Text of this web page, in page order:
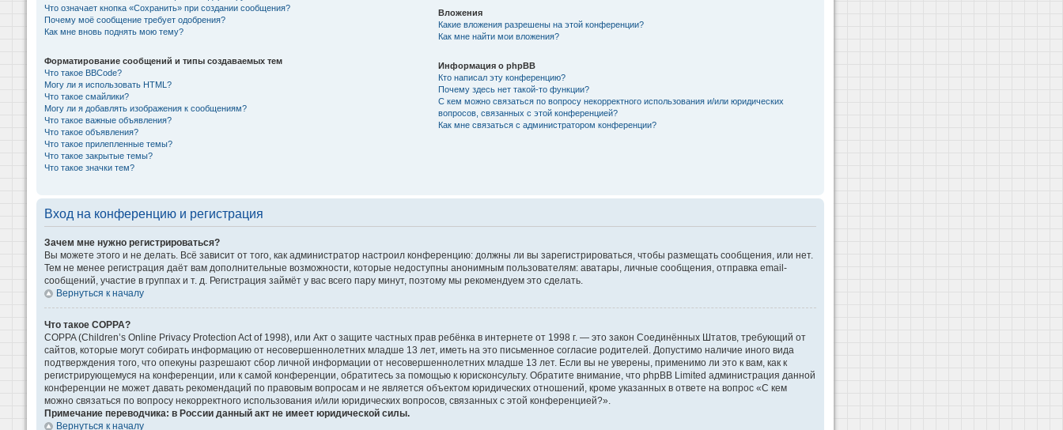
Что означает кнопка «Сохранить» при создании сообщения?
Почему моё сообщение требует одобрения?
Как мне вновь поднять мою тему?
Форматирование сообщений и типы создаваемых тем
Что такое BBCode?
Могу ли я использовать HTML?
Что такое смайлики?
Могу ли я добавлять изображения к сообщениям?
Что такое важные объявления?
Что такое объявления?
Что такое прилепленные темы?
Что такое закрытые темы?
Что такое значки тем?
Вложения
Какие вложения разрешены на этой конференции?
Как мне найти мои вложения?
Информация о phpBB
Кто написал эту конференцию?
Почему здесь нет такой-то функции?
С кем можно связаться по вопросу некорректного использования и/или юридических
вопросов, связанных с этой конференцией?
Как мне связаться с администратором конференции?
Вход на конференцию и регистрация
Зачем мне нужно регистрироваться?
Вы можете этого и не делать. Всё зависит от того, как администратор настроил конференцию: должны ли вы зарегистрироваться, чтобы размещать сообщения, или нет.
Тем не менее регистрация даёт вам дополнительные возможности, которые недоступны анонимным пользователям: аватары, личные сообщения, отправка email-
сообщений, участие в группах и т. д. Регистрация займёт у вас всего пару минут, поэтому мы рекомендуем это сделать.
Вернуться к началу
Что такое COPPA?
COPPA (Children’s Online Privacy Protection Act of 1998), или Акт о защите частных прав ребёнка в интернете от 1998 г. — это закон Соединённых Штатов, требующий от
сайтов, которые могут собирать информацию от несовершеннолетних младше 13 лет, иметь на это письменное согласие родителей. Допустимо наличие иного вида
подтверждения того, что опекуны разрешают сбор личной информации от несовершеннолетних младше 13 лет. Если вы не уверены, применимо ли это к вам, как к
регистрирующемуся на конференции, или к самой конференции, обратитесь за помощью к юрисконсульту. Обратите внимание, что phpBB Limited администрация данной
конференции не может давать рекомендаций по правовым вопросам и не является объектом юридических отношений, кроме указанных в ответе на вопрос «С кем
можно связаться по вопросу некорректного использования и/или юридических вопросов, связанных с этой конференцией?».
Примечание переводчика: в России данный акт не имеет юридической силы.
Вернуться к началу